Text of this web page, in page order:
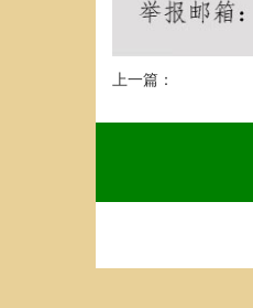
上一篇：